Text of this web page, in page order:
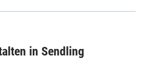
in Sendling